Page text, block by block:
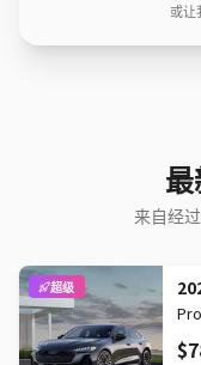
或让
来自经
超级